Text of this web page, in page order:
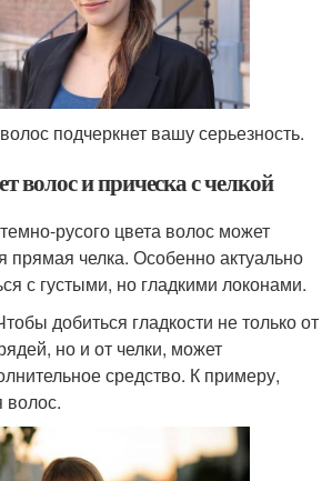
подчеркнет вашу серьезность.
волос и прическа с челкой
русого цвета волос может
прямая челка. Особенно актуально
с густыми, но гладкими локонами.
добиться гладкости не только от
но и от челки, может
средство. К примеру,
волос.